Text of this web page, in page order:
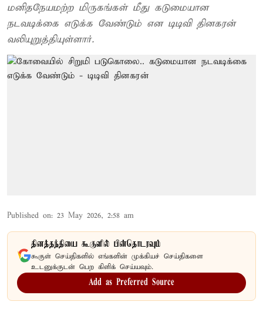
மனிதநேயமற்ற மிருகங்கள் மீது கடுமையான
நடவடிக்கை எடுக்க வேண்டும் என டிடிவி தினகரன்
வலியுறுத்தியுள்ளார்.
Published on: 23 May 2026, 2:58 am
தினத்தந்தியை கூகுளில் பின்தொடரவும்
கூகுள் செய்திகளில் எங்களின் முக்கியச் செய்திகளை
உடனுக்குடன் பெற கிளிக் செய்யவும்.
Add as Preferred Source